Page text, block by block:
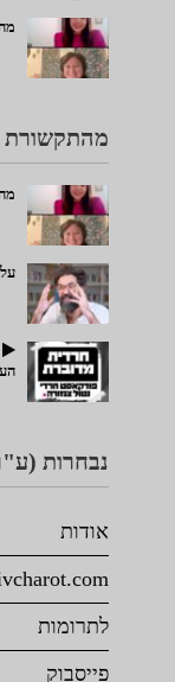
מהתקשורת
נבחרות (ע"ר)
אודות
לתרומות
פייסבוק